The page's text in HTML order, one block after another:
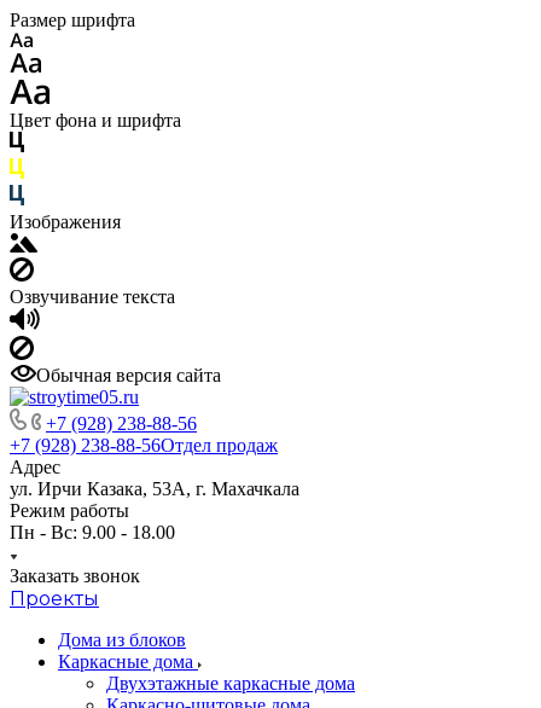
Размер шрифта
Цвет фона и шрифта
Изображения
Озвучивание текста
Обычная версия сайта
+7 (928) 238-88-56
+7 (928) 238-88-56Отдел продаж
Адрес
ул. Ирчи Казака, 53А, г. Махачкала
Режим работы
Пн - Вс: 9.00 - 18.00
Заказать звонок
Проекты
Дома из блоков
Каркасные дома
Двухэтажные каркасные дома